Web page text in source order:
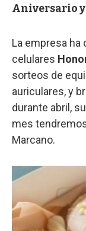
Aniversario
La empresa ha
celulares
sorteos de
auriculares, y
durante abril, su
mes
Marcano.